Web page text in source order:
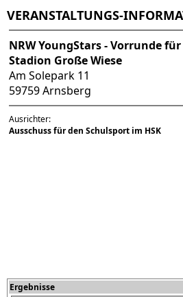
VERANSTALTUNGS-
NRW YoungStars - Vorrunde
Stadion Große Wiese
Am Solepark 11
59759 Arnsberg
Ausrichter:
Ausschuss für den Schulsport im HSK
Ergebnisse